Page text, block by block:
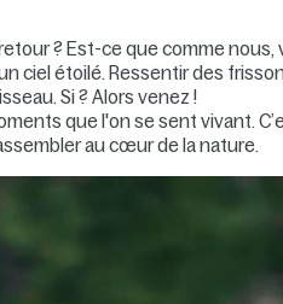
? Est-ce que comme
ciel étoilé. Ressentir des
Si ? Alors venez !
que l'on se sent vivant.
au cœur de la nature.